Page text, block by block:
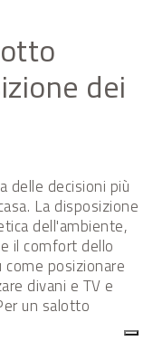
dei
delle decisioni più
La disposizione
dell'ambiente,
il comfort dello
come posizionare
divani e TV e
un salotto